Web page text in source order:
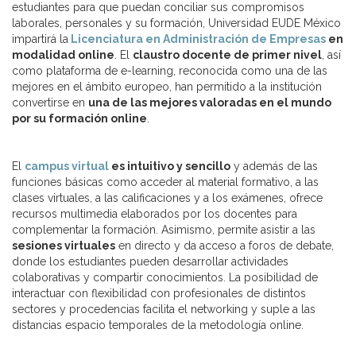
estudiantes para que puedan conciliar sus compromisos
laborales, personales y su formación, Universidad EUDE México
impartirá la Licenciatura en Administración de Empresas en
modalidad online . El claustro docente de primer nivel , así
como plataforma de e-learning, reconocida como una de las
mejores en el ámbito europeo , han permitido a la institución
convertirse en una de las mejores valoradas en el mundo
por su formación online
El campus virtual es intuitivo y sencillo y además de las
funciones básicas como acceder al material formativo, a las
clases virtuales, a las calificaciones y a los exámenes, ofrece
recursos multimedia elaborados por los docentes para
complementar la formación. Asimismo, permite asistir a las
sesiones virtuales en directo y da acceso a foros de debate,
donde los estudiantes pueden desarrollar actividades
colaborativas y compartir conocimientos. La posibilidad de
interactuar con flexibilidad con profesionales de distintos
sectores y procedencias facilita el networking y suple a las
distancias espacio temporales de la metodología online.